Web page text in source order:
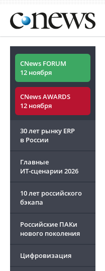
CNews FORUM
12 ноября
CNews AWARDS
12 ноября
30 лет рынку ERP
в России
Главные
ИТ-сценарии 2026
10 лет российского
бэкапа
Российские ПАКи
нового поколения
Цифровизация